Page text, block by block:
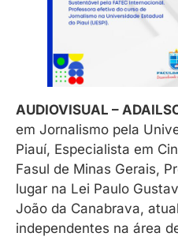
AUDIOVISUAL –
em Jornalismo pela
Piauí, Especialista em
Fasul de Minas Gerais,
lugar na Lei Paulo
João da Canabrava,
independentes na área